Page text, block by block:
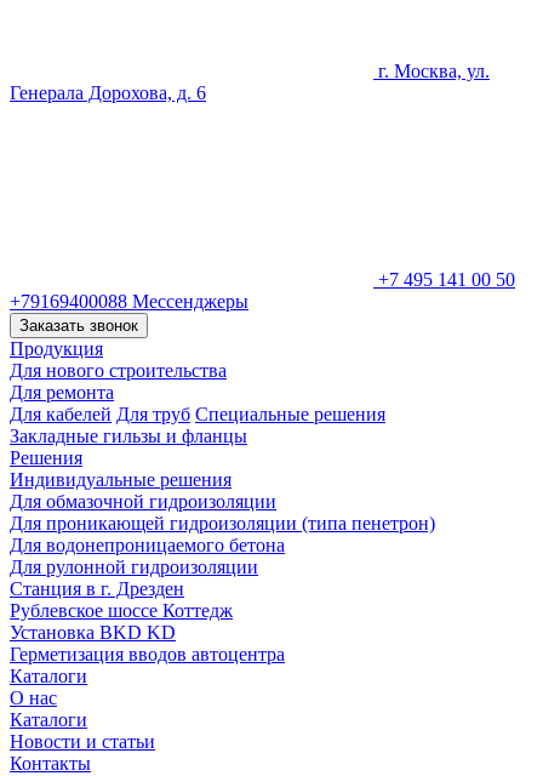
г. Москва, ул.
Генерала Дорохова, д. 6
+7 495 141 00 50
+79169400088 Мессенджеры
Заказать звонок
Продукция
Для нового строительства
Для ремонта
Для кабелей Для труб Специальные решения
Закладные гильзы и фланцы
Решения
Индивидуальные решения
Для обмазочной гидроизоляции
Для проникающей гидроизоляции (типа пенетрон)
Для водонепроницаемого бетона
Для рулонной гидроизоляции
Станция в г. Дрезден
Рублевское шоссе Коттедж
Установка BKD KD
Герметизация вводов автоцентра
Каталоги
О нас
Каталоги
Новости и статьи
Контакты